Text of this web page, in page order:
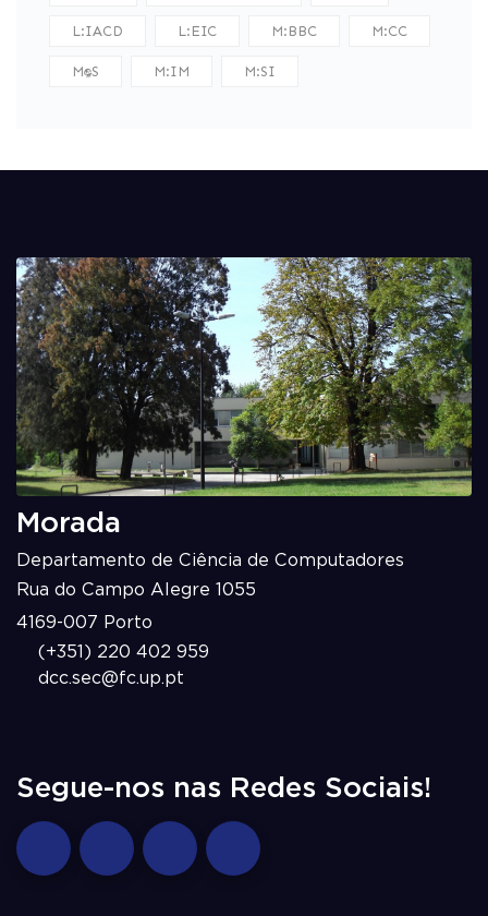
L:IACD L:EIC M:BBC M:CC
M:DS M:IM M:SI
Morada
Departamento de Ciência de Computadores
Rua do Campo Alegre 1055
4169-007 Porto
(+351) 220 402 959
dcc.sec@fc.up.pt
Segue-nos nas Redes Sociais!